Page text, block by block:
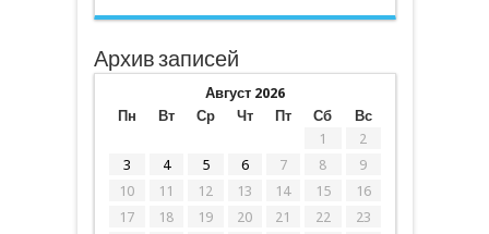
Архив записей
Август 2026
Пн
Вт Ср Чт Пт Сб
Вс
1
2
3
4 5 6 7 8
9
10
11 12 13 14 15
16
17
18 19 20 21 22
23